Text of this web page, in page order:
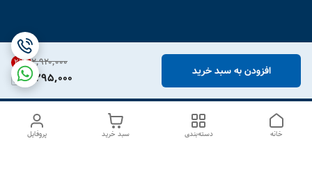
۲٬۹۲۰٬۰۰۰ 21%
2,295,000 افزودن به سبد خرید
پروفایل سبد خرید دسته‌بندی خانه